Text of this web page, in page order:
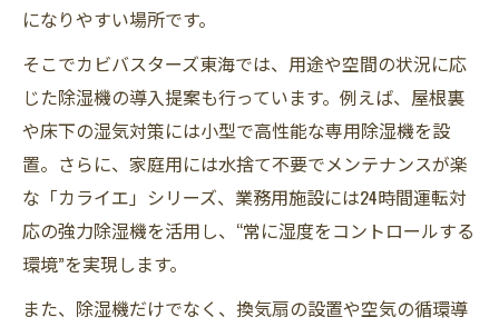
になりやすい場所です。
そこでカビバスターズ東海では、用途や空間の状況に応
じた除湿機の導入提案も行っています。例えば、屋根裏
や床下の湿気対策には小型で高性能な専用除湿機を設
置。さらに、家庭用には水捨て不要でメンテナンスが楽
な「カライエ」シリーズ、業務用施設には24時間運転対
応の強力除湿機を活用し、“常に湿度をコントロールする
環境”を実現します。
また、除湿機だけでなく、換気扇の設置や空気の循環導